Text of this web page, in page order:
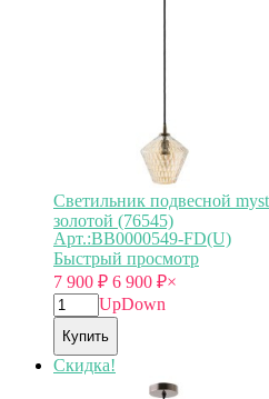
Светильник подвесной
золотой (76545)
Арт.:BB0000549-FD(U)
Быстрый просмотр
7 900 ₽ 6 900 ₽×
UpDown
Купить
Скидка!